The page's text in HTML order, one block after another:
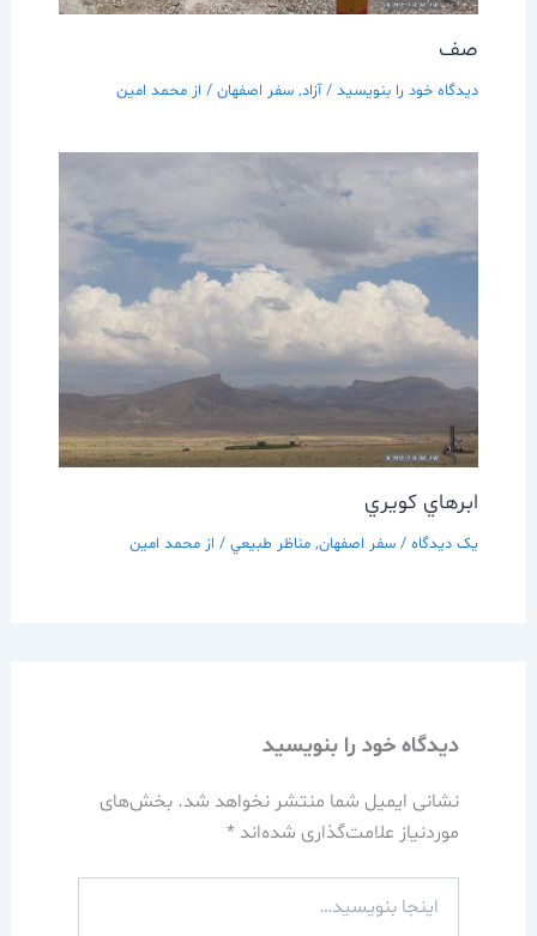
صف
دیدگاه‌ خود را بنویسید /آزاد, سفر اصفهان/ از محمد امین
ابرهاي كويري
یک دیدگاه / سفر اصفهان, مناظر طبيعي/ از محمد امین
دیدگاه‌ خود را بنویسید
نشانی ایمیل شما منتشر نخواهد شد. بخش‌های
موردنیاز علامت‌گذاری شده‌اند *
بنویسید…